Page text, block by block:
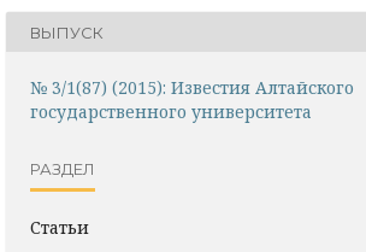
ВЫПУСК
№ 3/1(87) (2015): Известия Алтайского
государственного университета
РАЗДЕЛ
Статьи